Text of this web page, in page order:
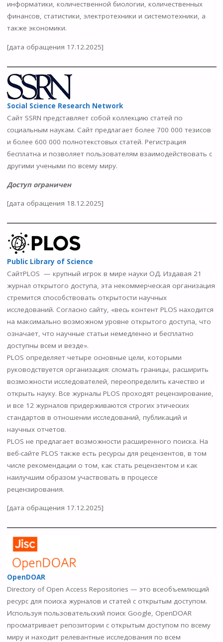
информатики, количественной биологии, количественных
финансов, статистики, электротехники и системотехники, а
также экономики.
[дата обращения 17.12.2025]
Social Science Research Network
Сайт SSRN представляет собой коллекцию статей по
социальным наукам. Сайт предлагает более 700 000 тезисов
и более 600 000 полнотекстовых статей. Регистрация
бесплатна и позволяет пользователям взаимодействовать с
другими учеными по всему миру.
Доступ ограничен
[дата обращения 18.12.2025]
Public Library of Science
СайтPLOS — крупный игрок в мире науки ОД. Издавая 21
журнал открытого доступа, эта некоммерческая организация
стремится способствовать открытости научных
исследований. Согласно сайту, «весь контент PLOS находится
на максимально возможном уровне открытого доступа, что
означает, что научные статьи немедленно и бесплатно
доступны всем и везде».
PLOS определяет четыре основные цели, которыми
руководствуется организация: сломать границы, расширить
возможности исследователей, переопределить качество и
открыть науку. Все журналы PLOS проходят рецензирование,
и все 12 журналов придерживаются строгих этических
стандартов в отношении исследований, публикаций и
научных отчетов.
PLOS не предлагает возможности расширенного поиска. На
веб-сайте PLOS также есть ресурсы для рецензентов, в том
числе рекомендации о том, как стать рецензентом и как
наилучшим образом участвовать в процессе
рецензирования.
[дата обращения 17.12.2025]
OpenDOAR
Directory of Open Access Repositories — это всеобъемлющий
ресурс для поиска журналов и статей с открытым доступом.
Используя пользовательский поиск Google, OpenDOAR
просматривает репозитории с открытым доступом по всему
миру и находит релевантные исследования по всем